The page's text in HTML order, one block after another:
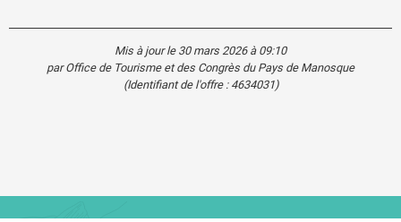
Mis à jour le 30 mars 2026 à 09:10
par Office de Tourisme et des Congrès du Pays de Manosque
(Identifiant de l'offre : 4634031)